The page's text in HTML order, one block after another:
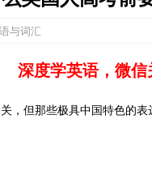
与词汇
深度学英语，微
，但那些极具中国特色的